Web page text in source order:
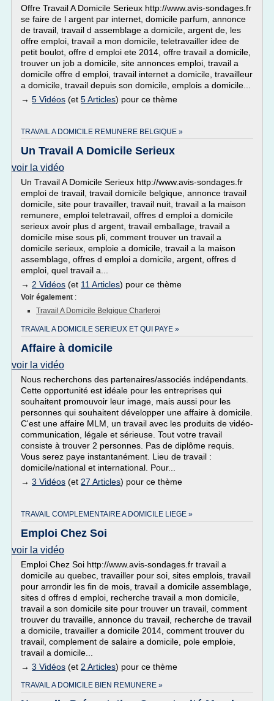
Offre Travail A Domicile Serieux http://www.avis-sondages.fr
se faire de l argent par internet, domicile parfum, annonce
de travail, travail d assemblage a domicile, argent de, les
offre emploi, travail a mon domicile, teletravailler idee de
petit boulot, offre d emploi ete 2014, offre travail a domicile,
trouver un job a domicile, site annonces emploi, travail a
domicile offre d emploi, travail internet a domicile, travailleur
a domicile, travail depuis son domicile, emplois a domicile...
→ 5 Vidéos (et 5 Articles) pour ce thème
TRAVAIL A DOMICILE REMUNERE BELGIQUE »
Un Travail A Domicile Serieux
voir la vidéo
Un Travail A Domicile Serieux http://www.avis-sondages.fr
emploi de travail, travail domicile belgique, annonce travail
domicile, site pour travailler, travail nuit, travail a la maison
remunere, emploi teletravail, offres d emploi a domicile
serieux avoir plus d argent, travail emballage, travail a
domicile mise sous pli, comment trouver un travail a
domicile serieux, emploie a domicile, travail a la maison
assemblage, offres d emploi a domicile, argent, offres d
emploi, quel travail a...
→ 2 Vidéos (et 11 Articles) pour ce thème
Voir également :
Travail A Domicile Belgique Charleroi
TRAVAIL A DOMICILE SERIEUX ET QUI PAYE »
Affaire à domicile
voir la vidéo
Nous recherchons des partenaires/associés indépendants.
Cette opportunité est idéale pour les entreprises qui
souhaitent promouvoir leur image, mais aussi pour les
personnes qui souhaitent développer une affaire à domicile.
C'est une affaire MLM, un travail avec les produits de vidéo-
communication, légale et sérieuse. Tout votre travail
consiste à trouver 2 personnes. Pas de diplôme requis.
Vous serez paye instantanément. Lieu de travail :
domicile/national et international. Pour...
→ 3 Vidéos (et 27 Articles) pour ce thème
TRAVAIL COMPLEMENTAIRE A DOMICILE LIEGE »
Emploi Chez Soi
voir la vidéo
Emploi Chez Soi http://www.avis-sondages.fr travail a
domicile au quebec, travailler pour soi, sites emplois, travail
pour arrondir les fin de mois, travail a domicile assemblage,
sites d offres d emploi, recherche travail a mon domicile,
travail a son domicile site pour trouver un travail, comment
trouver du travaille, annonce du travail, recherche de travail
a domicile, travailler a domicile 2014, comment trouver du
travail, complement de salaire a domicile, pole emploie,
travail a domicile...
→ 3 Vidéos (et 2 Articles) pour ce thème
TRAVAIL A DOMICILE BIEN REMUNERE »